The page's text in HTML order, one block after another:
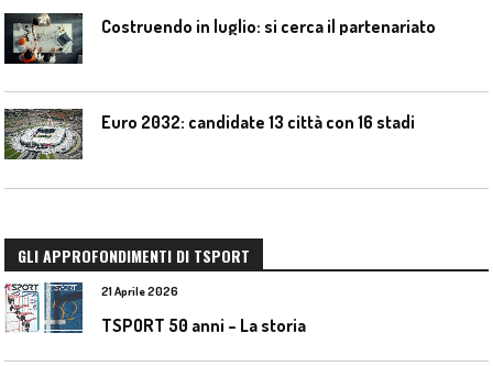
Costruendo in luglio: si cerca il partenariato
Euro 2032: candidate 13 città con 16 stadi
GLI APPROFONDIMENTI DI TSPORT
21 Aprile 2026
TSPORT 50 anni – La storia